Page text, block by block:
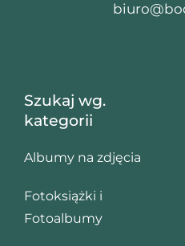
Szukaj wg.
kategorii
Albumy na zdjęcia
Fotoksiążki i
Fotoalbumy